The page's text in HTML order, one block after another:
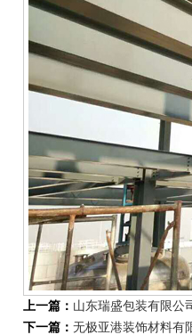
上一篇： 山东瑞盛包装有限公
下一篇： 无极亚港装饰材料有